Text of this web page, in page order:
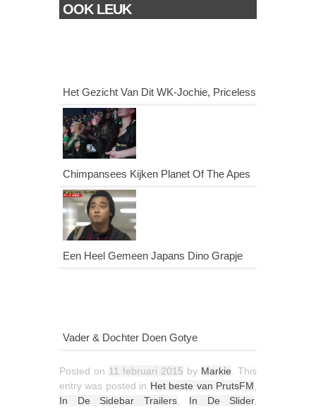
OOK LEUK
Het Gezicht Van Dit WK-Jochie, Priceless!
Chimpansees Kijken Planet Of The Apes
Een Heel Gemeen Japans Dino Grapje
Vader & Dochter Doen Gotye
Posted on 11 februari 2015 by Markie . This
entry was posted in Het beste van PrutsFM
In De Sidebar Trailers, In De Slider,